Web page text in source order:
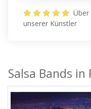
unserer Künstler
Salsa Bands in